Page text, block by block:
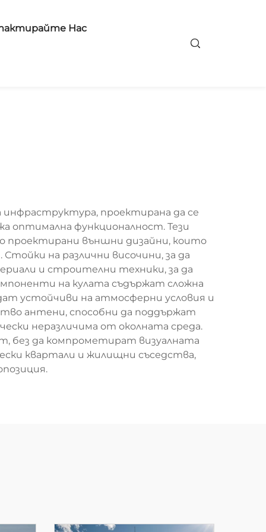
Нас
проектирана да се
оптимална функционалност. Тези
проектирани външни дизайни, които
на различни височини, за да
и строителни техники, за да
на кулата съдържат сложна
устойчиви на атмосферни условия и
антени, способни да поддържат
неразличима от околната среда.
без да компрометират визуалната
квартали и жилищни съседства,